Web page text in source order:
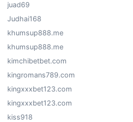
juad69
Judhai168
khumsup888.me
khumsup888.me
kimchibetbet.com
kingromans789.com
kingxxxbet123.com
kingxxxbet123.com
kiss918